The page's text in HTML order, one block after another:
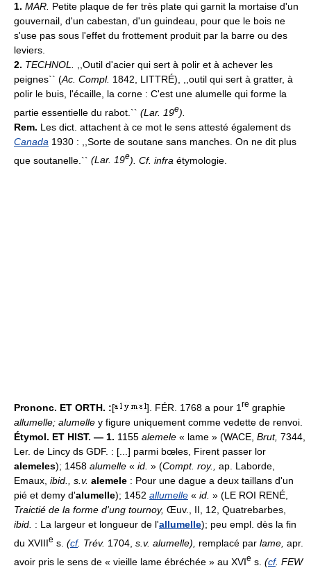
1. MAR. Petite plaque de fer très plate qui garnit la mortaise d'un
gouvernail, d'un cabestan, d'un guindeau, pour que le bois ne
s'use pas sous l'effet du frottement produit par la barre ou des
leviers.
2. TECHNOL.
,,Outil d'acier qui sert à polir et à achever les
peignes`` (Ac. Compl. 1842, LITTRÉ), ,,outil qui sert à gratter, à
polir le buis, l'écaille, la corne : C'est une alumelle qui forme la
partie essentielle du rabot.`` (Lar. 19e).
Rem. Les dict. attachent à ce mot le sens attesté également ds
Canada 1930 : ,,Sorte de soutane sans manches. On ne dit plus
que soutanelle.`` (Lar. 19e). Cf. infra étymologie.
Prononc. ET ORTH. :[ ]. FÉR. 1768 a pour 1 re graphie
allumelle; alumelle y figure uniquement comme vedette de renvoi.
Étymol. ET HIST. — 1. 1155 alemele « lame » (WACE, Brut, 7344,
Ler. de Lincy ds GDF. : [...] parmi bœles, Firent passer lor
alemeles); 1458 alumelle « id. » (Compt. roy.,
ap. Laborde,
Emaux, ibid., s.v. alemele : Pour une dague a deux taillans d'un
pié et demy d'alumelle); 1452 allumelle « id. » (LE ROI RENÉ,
Traictié de la forme d'ung tournoy, Œuv., II, 12, Quatrebarbes,
ibid. : La largeur et longueur de l'allumelle); peu empl. dès la fin
du XVIIIe s. (cf. Trév. 1704, s.v. alumelle), remplacé par lame, apr.
avoir pris le sens de « vieille lame ébréchée » au XVIe s. (cf. FEW